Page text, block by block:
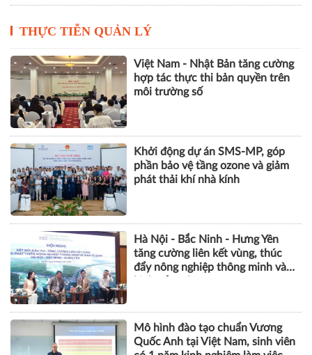
VietOffice 2026 quy tụ 130 doanh
THỰC TIỄN QUẢN LÝ
Việt Nam - Nhật Bản tăng cường
hợp tác thực thi bản quyền trên
môi trường số
Khởi động dự án SMS-MP, góp
phần bảo vệ tầng ozone và giảm
phát thải khí nhà kính
Hà Nội - Bắc Ninh - Hưng Yên
tăng cường liên kết vùng, thúc